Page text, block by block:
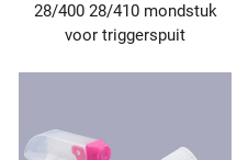
28/400 28/410 mondstuk
voor triggerspuit